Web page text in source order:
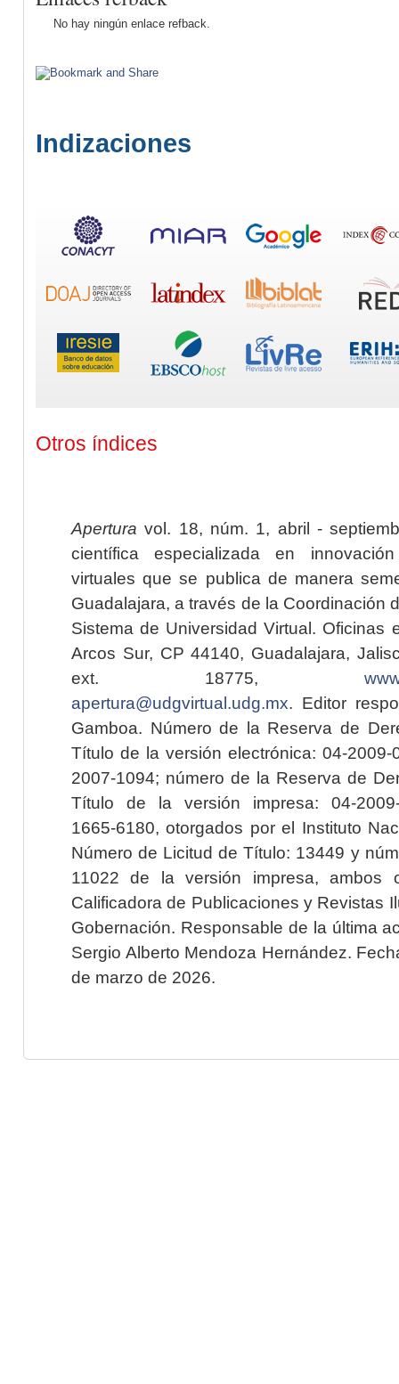
No hay ningún enlace refback.
Indizaciones
Otros índices
Apertura vol. 18, núm. 1, abril -
científica especializada en
virtuales que se publica de manera
Guadalajara, a través de la Coordinación
Sistema de Universidad Virtual. Oficinas
Arcos Sur, CP 44140, Guadalajara,
ext. 18775,
apertura@udgvirtual.udg.mx. Editor
Gamboa. Número de la Reserva de
Título de la versión electrónica: 04-2009-
2007-1094; número de la Reserva de
Título de la versión impresa: 04-2009-
1665-6180, otorgados por el Instituto
Número de Licitud de Título: 13449 y
11022 de la versión impresa, ambos
Calificadora de Publicaciones y Revistas
Gobernación. Responsable de la última
Sergio Alberto Mendoza Hernández.
de marzo de 2026.